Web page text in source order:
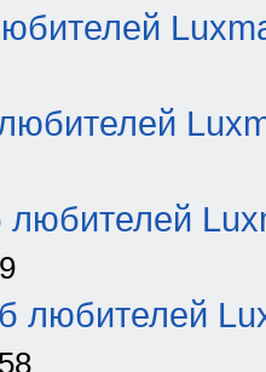
любителей
любителей